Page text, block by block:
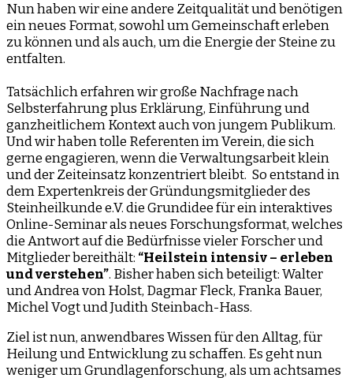
Nun haben wir eine andere Zeitqualität und benötigen
ein neues Format, sowohl um Gemeinschaft erleben
zu können und als auch, um die Energie der Steine zu
entfalten.
Tatsächlich erfahren wir große Nachfrage nach
Selbsterfahrung plus Erklärung, Einführung und
ganzheitlichem Kontext auch von jungem Publikum.
Und wir haben tolle Referenten im Verein, die sich
gerne engagieren, wenn die Verwaltungsarbeit klein
und der Zeiteinsatz konzentriert bleibt. So entstand in
dem Expertenkreis der Gründungsmitglieder des
Steinheilkunde e.V. die Grundidee für ein interaktives
Online-Seminar als neues Forschungsformat, welches
die Antwort auf die Bedürfnisse vieler Forscher und
Mitglieder bereithält: “Heilstein intensiv – erleben
und verstehen”. Bisher haben sich beteiligt: Walter
und Andrea von Holst, Dagmar Fleck, Franka Bauer,
Michel Vogt und Judith Steinbach-Hass.
Ziel ist nun, anwendbares Wissen für den Alltag, für
Heilung und Entwicklung zu schaffen. Es geht nun
weniger um Grundlagenforschung, als um achtsames